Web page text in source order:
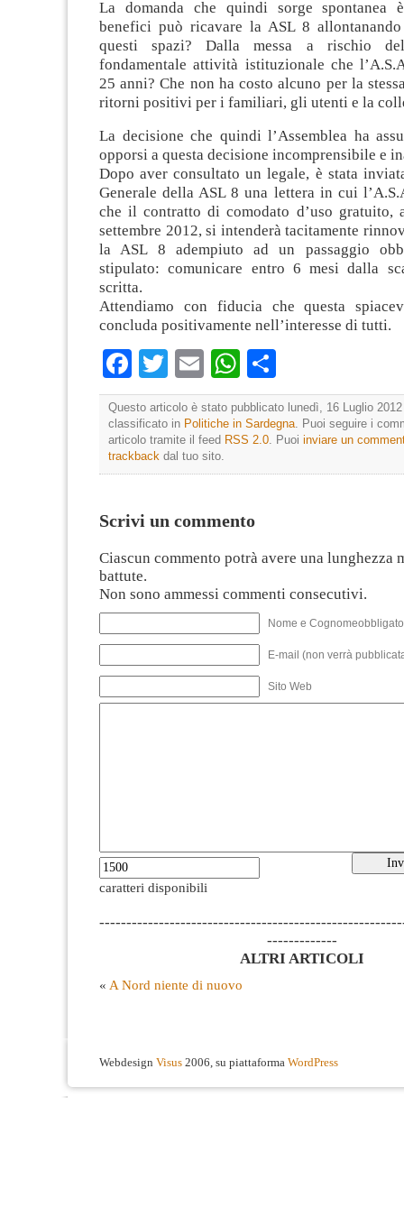
La domanda che quindi sorge spontanea
benefici può ricavare la ASL 8 allontanando
questi spazi? Dalla messa a rischio
fondamentale attività istituzionale che
25 anni? Che non ha costo alcuno per la
ritorni positivi per i familiari, gli utenti e la
La decisione che quindi l’Assemblea ha
opporsi a questa decisione incomprensibile e
Dopo aver consultato un legale, è stata
Generale della ASL 8 una lettera in cui
che il contratto di comodato d’uso gratuito,
settembre 2012, si intenderà tacitamente
la ASL 8 adempiuto ad un passaggio
stipulato: comunicare entro 6 mesi dalla
scritta.
Attendiamo con fiducia che questa
concluda positivamente nell’interesse di tutti.
Facebook
TwitterEmailWhatsApp
Questo articolo è stato pubblicato lunedì, 16 Luglio
classificato in Politiche in Sardegna . Puoi seguire i
articolo tramite il feed RSS 2.0 . Puoi inviare un
trackback dal tuo sito.
Scrivi un commento
Ciascun commento potrà avere una lunghezza
battute.
Non sono ammessi commenti consecutivi.
Nome e
E-mail (non verrà
Sito Web
caratteri disponibili
-------------
ALTRI ARTICOLI
« A Nord niente di nuovo
Webdesign Visus 2006, su piattaforma WordPress